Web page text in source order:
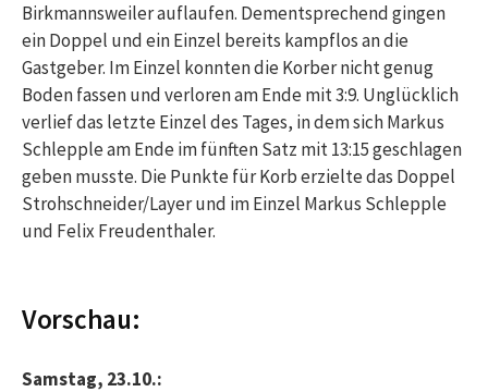
Birkmannsweiler auflaufen. Dementsprechend gingen
ein Doppel und ein Einzel bereits kampflos an die
Gastgeber. Im Einzel konnten die Korber nicht genug
Boden fassen und verloren am Ende mit 3:9. Unglücklich
verlief das letzte Einzel des Tages, in dem sich Markus
Schlepple am Ende im fünften Satz mit 13:15 geschlagen
geben musste. Die Punkte für Korb erzielte das Doppel
Strohschneider/Layer und im Einzel Markus Schlepple
und Felix Freudenthaler.
Vorschau:
Samstag, 23.10.: